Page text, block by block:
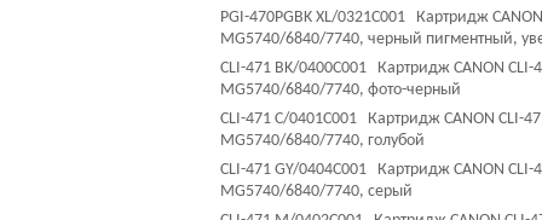
PGI-470PGBK XL/0321C001 Картридж
MG5740/6840/7740, черный пигментный,
CLI-471 BK/0400C001 Картридж CANON CLI-
MG5740/6840/7740, фото-черный
CLI-471 C/0401C001 Картридж CANON CLI-
MG5740/6840/7740, голубой
CLI-471 GY/0404C001 Картридж CANON CLI-
MG5740/6840/7740, серый